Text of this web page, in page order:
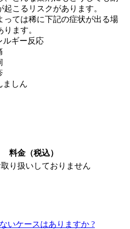
起こるリスクがあります。
っては稀に下記の症状が出る場
ります。
ルギー反応
ましん
料金（税込）
り扱いしておりません
いケースはありますか ?